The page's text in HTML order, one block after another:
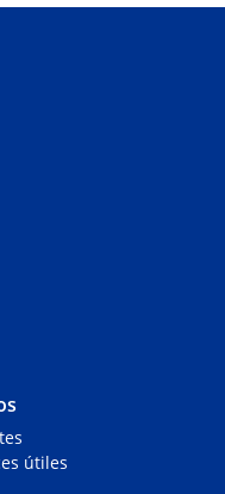
útiles
través de Whatsapp